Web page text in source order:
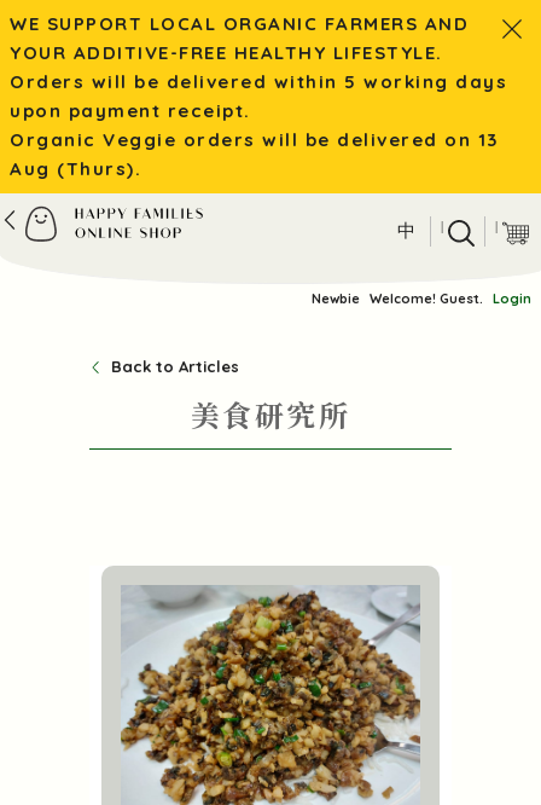
WE SUPPORT LOCAL ORGANIC FARMERS AND
YOUR ADDITIVE-FREE HEALTHY LIFESTYLE.
Orders will be delivered within 5 working days
upon payment receipt.
Organic Veggie orders will be delivered on 13
Aug (Thurs).
中 | |
Newbie Welcome! Guest. Login
Back to Articles
美食研究所